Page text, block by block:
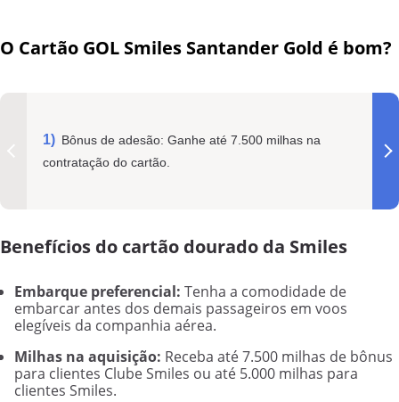
O Cartão GOL Smiles Santander Gold é bom?
Bônus de adesão: Ganhe até 7.500 milhas na
contratação do cartão.
Benefícios do cartão dourado da Smiles
Embarque preferencial: Tenha a comodidade de
embarcar antes dos demais passageiros em voos
elegíveis da companhia aérea.
Milhas na aquisição: Receba até 7.500 milhas de bônus
para clientes Clube Smiles ou até 5.000 milhas para
clientes Smiles.